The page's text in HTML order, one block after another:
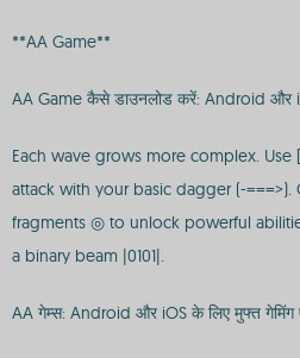
**AA Game**
AA Game कैसे डाउनलोड करें: Android और
Each wave grows more complex. Use
attack with your basic dagger (-
fragments ◎ to unlock powerful
a binary beam |0101|.
AA गेम्स: Android और iOS के लिए मुफ्त गेमिंग